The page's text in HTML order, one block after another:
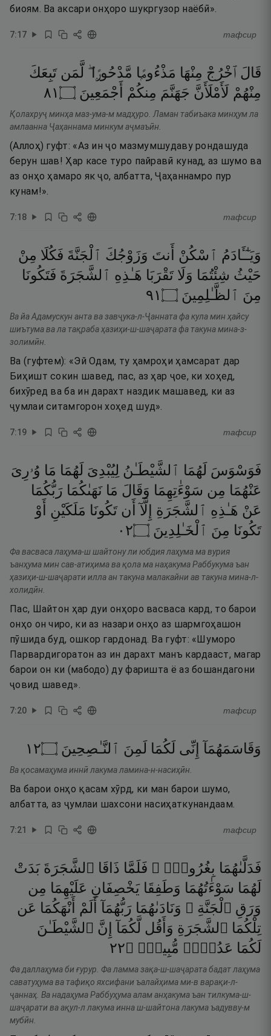
биоям. Ва аксари онҳоро шукргузор наёбӣ».
7:17 тафсир
قَالَ ٱخْرُجْ مِنْهَا مَذْءُومًۭا مَّدْحُورًۭا ۖ لَّمَن تَبِعَكَ
مِنْهُمْ لَأَمْلَأَنَّ جَهَنَّمَ مِنكُمْ أَجْمَعِينَ ۝١٨
Қолахруҷ минҳа маз-ума-м мадҳуро. Ламан табиъака минҳум ла
амлаанна Ҷаҳаннама минкум аҷмаъӣн.
(Аллоҳ) гуфт: «Аз ин ҷо мазмумшудаву рондашуда
берун шав! Ҳар касе туро пайравӣ кунад, аз шумо ва
аз онҳо ҳамаро як ҷо, албатта, Ҷаҳаннамро пур
кунам!».
7:18 тафсир
وَيَـٰٓـَٔادَمُ ٱسْكُنْ أَنتَ وَزَوْجُكَ ٱلْجَنَّةَ فَكُلَا مِنْ
حَيْثُ شِئْتُمَا وَلَا تَقْرَبَا هَـٰذِهِ ٱلشَّجَرَةَ فَتَكُونَا
مِنَ ٱلظَّـٰلِمِينَ ۝١٩
Ва йа Адамускун анта ва завҷука-л-Ҷанната фа кула мин ҳайсу
шиътума ва ла тақраба ҳазиҳи-ш-шаҷарата фа такуна мина-з-
золимӣн.
Ва (гуфтем): «Эй Одам, ту ҳамроҳи ҳамсарат дар
Биҳишт сокин шавед, пас, аз ҳар ҷое, ки хоҳед,
бихӯред ва ба ин дарахт наздик машавед, ки аз
ҷумлаи ситамгорон хоҳед шуд».
7:19 тафсир
فَوَسْوَسَ لَهُمَا ٱلشَّيْطَـٰنُ لِيُبْدِىَ لَهُمَا مَا وُۥرِىَ
عَنْهُمَا مِن سَوْءَٰتِهِمَا وَقَالَ مَا نَهَىٰكُمَا رَبُّكُمَا
عَنْ هَـٰذِهِ ٱلشَّجَرَةِ إِلَّآ أَن تَكُونَا مَلَكَيْنِ
أَوْ
تَكُونَا مِنَ ٱلْخَـٰلِدِينَ ۝٢٠
Фа васваса лаҳума-ш шайтону ли юбдия лаҳума ма вурия
ъанҳума мин сав-атиҳима ва қола ма наҳакума Раббукума ъан
ҳазиҳи-ш-шаҷарати илла ан такуна малакайни ав такуна мина-л-
холидӣн.
Пас, Шайтон ҳар дуи онҳоро васваса кард, то барои
онҳо он чиро, ки аз назари онҳо аз шармгоҳашон
пӯшида буд, ошкор гардонад. Ва гуфт: «Шуморо
Парвардигоратон аз ин дарахт манъ кардааст, магар
барои он ки (мабодо) ду фаришта ё аз бошандагони
ҷовид шавед».
7:20 тафсир
وَقَاسَمَهُمَآ إِنِّى لَكُمَا لَمِنَ ٱلنَّـٰصِحِينَ ۝٢١
Ва қосамаҳума иннӣ лакума ламина-н-насиҳӣн.
Ва барои онҳо қасам хӯрд, ки ман барои шумо,
албатта, аз ҷумлаи шахсони насиҳаткунандаам.
7:21 тафсир
فَدَلَّىٰهُمَا بِغُرُورٍۢ ۚ فَلَمَّا ذَاقَا ٱلشَّجَرَةَ بَدَتْ
لَهُمَا سَوْءَٰتُهُمَا وَطَفِقَا يَخْصِفَانِ عَلَيْهِمَا مِن
وَرَقِ ٱلْجَنَّةِ ۖ وَنَادَىٰهُمَا رَبُّهُمَآ أَلَمْ أَنْهَكُمَا عَن
تِلْكُمَا ٱلشَّجَرَةِ وَأَقُل لَّكُمَآ إِنَّ ٱلشَّيْطَـٰنَ
لَكُمَا عَدُوٌّۭ مُّبِينٌۭ ۝٢٢
Фа даллаҳума би ғурур. Фа ламма зақа-ш-шаҷарата бадат лаҳума
саватуҳума ва тафиқо яхсифани ъалайҳима ми-в варақи-л-
ҷаннаҳ. Ва надаҳума Раббуҳума алам анҳакума ъан тилкума-ш-
шаҷарати ва ақул-л лакума инна ш-шайтона лакума ъадувву-м
мубӣн.